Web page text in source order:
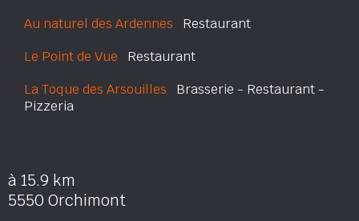
Au naturel des Ardennes Restaurant
Le Point de Vue Restaurant
La Toque des Arsouilles Brasserie - Restaurant -
Pizzeria
à 15.9 km
5550 Orchimont